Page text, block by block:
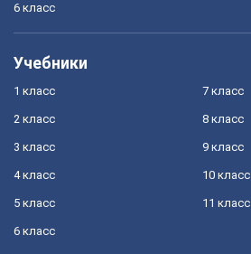
6 класс
Учебники
1 класс
2 класс
3 класс
4 класс
5 класс
6 класс
7 класс
8 класс
9 класс
10 класс
11 класс